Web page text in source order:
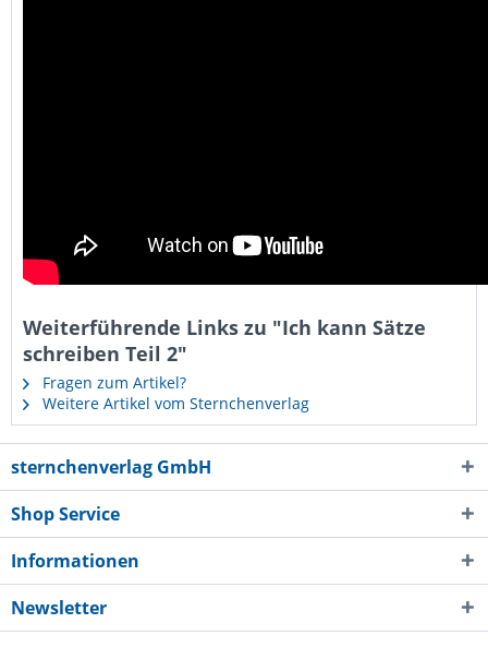
Weiterführende Links zu "Ich kann Sätze
schreiben Teil 2"
Fragen zum Artikel?
Weitere Artikel vom Sternchenverlag
sternchenverlag GmbH
Shop Service
Informationen
Newsletter